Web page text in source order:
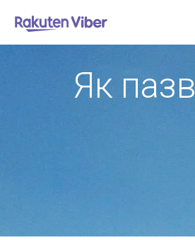
Як